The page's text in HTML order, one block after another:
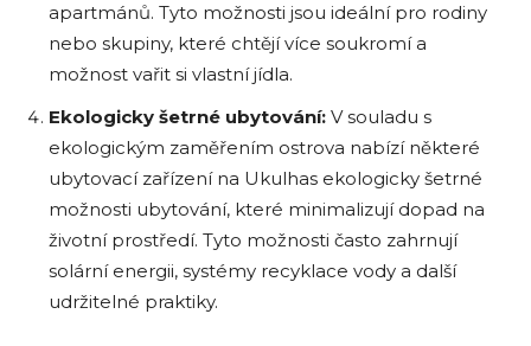
apartmánů. Tyto možnosti jsou ideální pro rodiny
nebo skupiny, které chtějí více soukromí a
možnost vařit si vlastní jídla.
Ekologicky šetrné ubytování: V souladu s
ekologickým zaměřením ostrova nabízí některé
ubytovací zařízení na Ukulhas ekologicky šetrné
možnosti ubytování, které minimalizují dopad na
životní prostředí. Tyto možnosti často zahrnují
solární energii, systémy recyklace vody a další
udržitelné praktiky.